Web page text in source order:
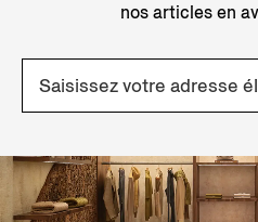
nos articles en